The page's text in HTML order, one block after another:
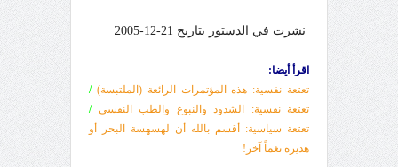
نشرت في الدستور بتاريخ 21-12-2005
اقرأ أيضا:
تعتعة نفسية: هذه المؤتمرات الرائعة (الملتبسة) /
تعتعة نفسية: الشذوذ والنبوغ والطب النفسي /
تعتعة سياسية: أقسم بالله أن لهسهسة البحر أو
هديره نغماً آخر!